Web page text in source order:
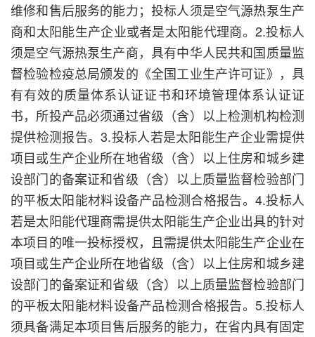
维修和售后服务的能力；投标人须是空气源热泵生产
商和太阳能生产企业或者是太阳能代理商。2.投标人
须是空气源热泵生产商，具有中华人民共和国质量监
督检验检疫总局颁发的《全国工业生产许可证》，具
有有效的质量体系认证证书和环境管理体系认证证
书，所投产品必须通过省级（含）以上检测机构检测
提供检测报告。3.投标人若是太阳能生产企业需提供
项目或生产企业所在地省级（含）以上住房和城乡建
设部门的备案证和省级（含）以上质量监督检验部门
的平板太阳能材料设备产品检测合格报告。4.投标人
若是太阳能代理商需提供太阳能生产企业出具的针对
本项目的唯一投标授权，且需提供太阳能生产企业在
项目或生产企业所在地省级（含）以上住房和城乡建
设部门的备案证和省级（含）以上质量监督检验部门
的平板太阳能材料设备产品检测合格报告。5.投标人
须具备满足本项目售后服务的能力，在省内具有固定